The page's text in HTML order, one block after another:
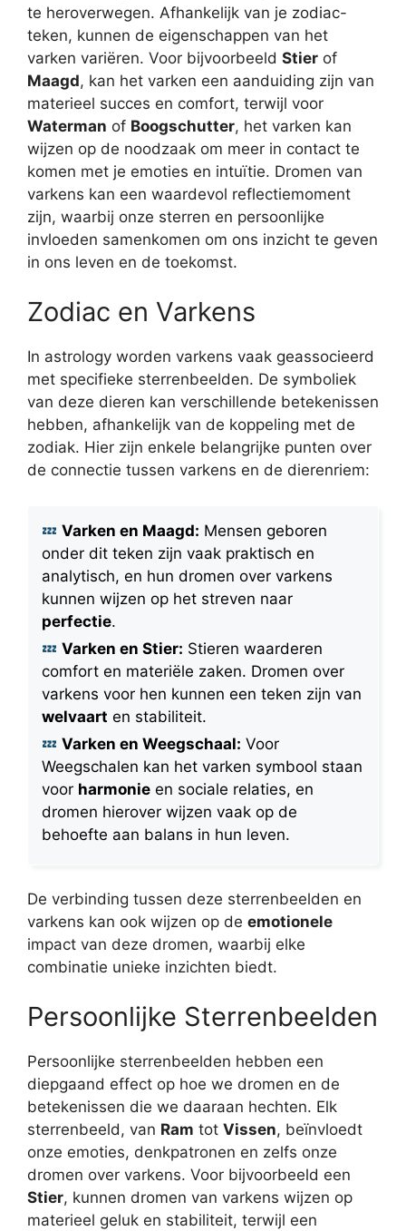
te heroverwegen. Afhankelijk van je zodiac-
teken, kunnen de eigenschappen van het
varken variëren. Voor bijvoorbeeld Stier of
Maagd, kan het varken een aanduiding zijn van
materieel succes en comfort, terwijl voor
Waterman of Boogschutter, het varken kan
wijzen op de noodzaak om meer in contact te
komen met je emoties en intuïtie. Dromen van
varkens kan een waardevol reflectiemoment
zijn, waarbij onze sterren en persoonlijke
invloeden samenkomen om ons inzicht te geven
in ons leven en de toekomst.
Zodiac en Varkens
In astrology worden varkens vaak geassocieerd
met specifieke sterrenbeelden. De symboliek
van deze dieren kan verschillende betekenissen
hebben, afhankelijk van de koppeling met de
zodiak. Hier zijn enkele belangrijke punten over
de connectie tussen varkens en de dierenriem:
Varken en Maagd: Mensen geboren
onder dit teken zijn vaak praktisch en
analytisch, en hun dromen over varkens
kunnen wijzen op het streven naar
perfectie.
Varken en Stier: Stieren waarderen
comfort en materiële zaken. Dromen over
varkens voor hen kunnen een teken zijn van
welvaart en stabiliteit.
Varken en Weegschaal: Voor
Weegschalen kan het varken symbool staan
voor harmonie en sociale relaties, en
dromen hierover wijzen vaak op de
behoefte aan balans in hun leven.
De verbinding tussen deze sterrenbeelden en
varkens kan ook wijzen op de emotionele
impact van deze dromen, waarbij elke
combinatie unieke inzichten biedt.
Persoonlijke Sterrenbeelden
Persoonlijke sterrenbeelden hebben een
diepgaand effect op hoe we dromen en de
betekenissen die we daaraan hechten. Elk
sterrenbeeld, van Ram tot Vissen, beïnvloedt
onze emoties, denkpatronen en zelfs onze
dromen over varkens. Voor bijvoorbeeld een
Stier, kunnen dromen van varkens wijzen op
materieel geluk en stabiliteit, terwijl een